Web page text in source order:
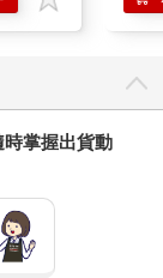
掌握出貨動